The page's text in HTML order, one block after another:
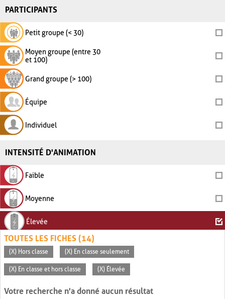
PARTICIPANTS
Petit groupe (< 30)
Moyen groupe (entre 30
et 100)
Grand groupe (> 100)
Équipe
Individuel
INTENSITÉ D'ANIMATION
Faible
Moyenne
Élevée
TOUTES LES FICHES (14)
(X) Hors classe (X) En classe seulement
(X) En classe et hors classe (X) Élevée
Votre recherche n'a donné aucun résultat